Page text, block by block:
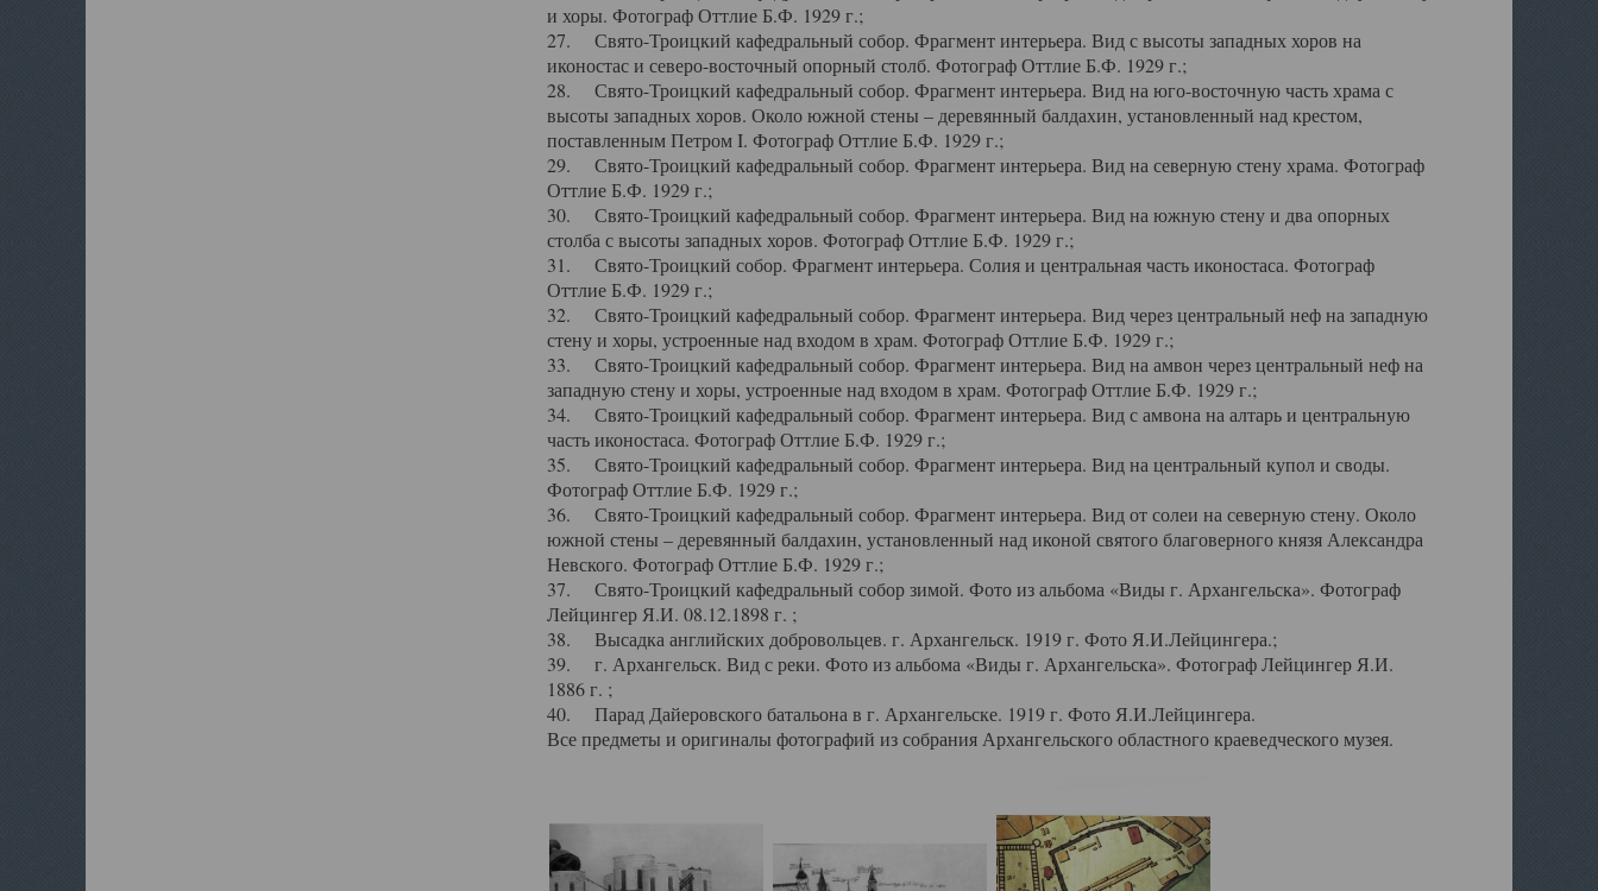
и хоры. Фотограф Оттлие Б.Ф. 1929 г.;
27. Свято-Троицкий кафедральный собор. Фрагмент интерьера. Вид с высоты западных хоров на
иконостас и северо-восточный опорный столб. Фотограф Оттлие Б.Ф. 1929 г.;
28. Свято-Троицкий кафедральный собор. Фрагмент интерьера. Вид на юго-восточную часть храма с
высоты западных хоров. Около южной стены – деревянный балдахин, установленный над крестом,
поставленным Петром I. Фотограф Оттлие Б.Ф. 1929 г.;
29. Свято-Троицкий кафедральный собор. Фрагмент интерьера. Вид на северную стену храма. Фотограф
Оттлие Б.Ф. 1929 г.;
30. Свято-Троицкий кафедральный собор. Фрагмент интерьера. Вид на южную стену и два опорных
столба с высоты западных хоров. Фотограф Оттлие Б.Ф. 1929 г.;
31. Свято-Троицкий собор. Фрагмент интерьера. Солия и центральная часть иконостаса. Фотограф
Оттлие Б.Ф. 1929 г.;
32. Свято-Троицкий кафедральный собор. Фрагмент интерьера. Вид через центральный неф на западную
стену и хоры, устроенные над входом в храм. Фотограф Оттлие Б.Ф. 1929 г.;
33. Свято-Троицкий кафедральный собор. Фрагмент интерьера. Вид на амвон через центральный неф на
западную стену и хоры, устроенные над входом в храм. Фотограф Оттлие Б.Ф. 1929 г.;
34. Свято-Троицкий кафедральный собор. Фрагмент интерьера. Вид с амвона на алтарь и центральную
часть иконостаса. Фотограф Оттлие Б.Ф. 1929 г.;
35. Свято-Троицкий кафедральный собор. Фрагмент интерьера. Вид на центральный купол и своды.
Фотограф Оттлие Б.Ф. 1929 г.;
36. Свято-Троицкий кафедральный собор. Фрагмент интерьера. Вид от солеи на северную стену. Около
южной стены – деревянный балдахин, установленный над иконой святого благоверного князя Александра
Невского. Фотограф Оттлие Б.Ф. 1929 г.;
37. Свято-Троицкий кафедральный собор зимой. Фото из альбома «Виды г. Архангельска». Фотограф
Лейцингер Я.И. 08.12.1898 г. ;
38. Высадка английских добровольцев. г. Архангельск. 1919 г. Фото Я.И.Лейцингера.;
39. г. Архангельск. Вид с реки. Фото из альбома «Виды г. Архангельска». Фотограф Лейцингер Я.И.
1886 г. ;
40. Парад Дайеровского батальона в г. Архангельске. 1919 г. Фото Я.И.Лейцингера.
Все предметы и оригиналы фотографий из собрания Архангельского областного краеведческого музея.